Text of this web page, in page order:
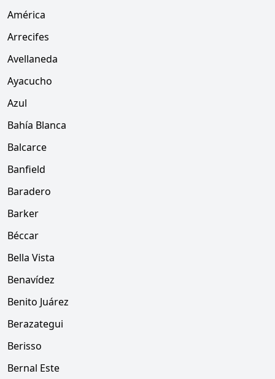
América
Arrecifes
Avellaneda
Ayacucho
Azul
Bahía Blanca
Balcarce
Banfield
Baradero
Barker
Béccar
Bella Vista
Benavídez
Benito Juárez
Berazategui
Berisso
Bernal Este